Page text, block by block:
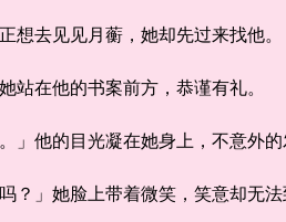
去见见月蘅，她却先过来找他。
在他的书案前方，恭谨有礼。
他的目光凝在她身上，不意外的
」她脸上带着微笑，笑意却无法